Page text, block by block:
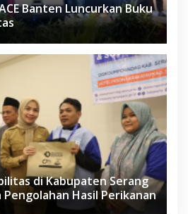
Banten Luncurkan Buku
di Kabupaten Serang
Hasil Perikanan